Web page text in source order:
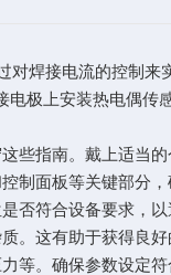
焊接电流的控制
极上安装热电偶传
指南。戴上适当的
面板等关键部分，
符合设备要求，以
这有助于获得良好
。确保参数设定符